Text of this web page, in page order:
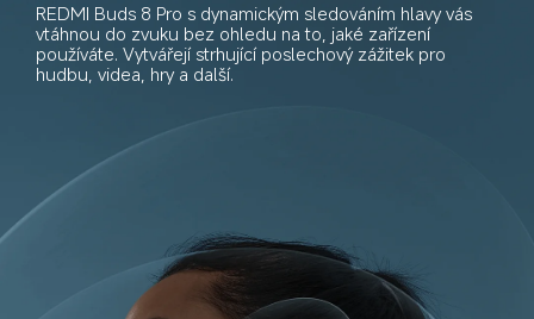
REDMI Buds 8 Pro s dynamickým sledováním hlavy vás
vtáhnou do zvuku bez ohledu na to, jaké zařízení
používáte. Vytvářejí strhující poslechový zážitek pro
hudbu, videa, hry a další.